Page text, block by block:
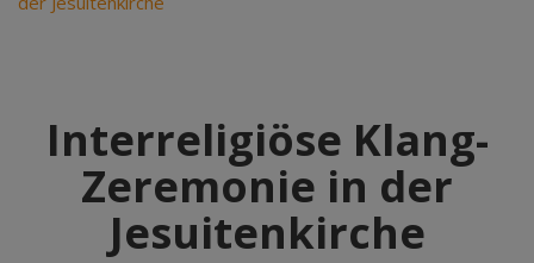
Interreligiöse Klang-
Zeremonie in der
Jesuitenkirche